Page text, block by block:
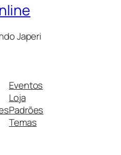
Japeri
Eventos
Loja
Padrões
Temas